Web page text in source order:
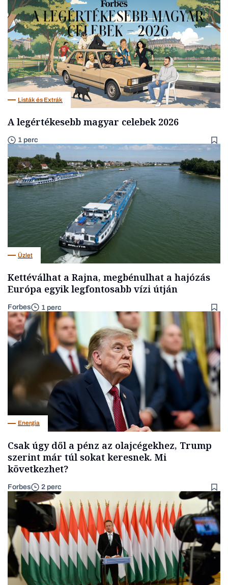
Listák és Extrák
A legértékesebb magyar celebek 2026
1 perc
Üzlet
Kettéválhat a Rajna, megbénulhat a hajózás
Európa egyik legfontosabb vízi útján
Forbes 1 perc
Energia
Csak úgy dől a pénz az olajcégekhez, Trump
szerint már túl sokat keresnek. Mi
következhet?
Forbes 2 perc